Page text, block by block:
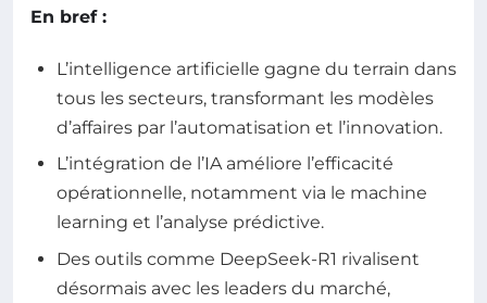
En bref :
L’intelligence artificielle gagne du terrain dans
tous les secteurs, transformant les modèles
d’affaires par l’automatisation et l’innovation.
L’intégration de l’IA améliore l’efficacité
opérationnelle, notamment via le machine
learning et l’analyse prédictive.
Des outils comme DeepSeek-R1 rivalisent
désormais avec les leaders du marché,